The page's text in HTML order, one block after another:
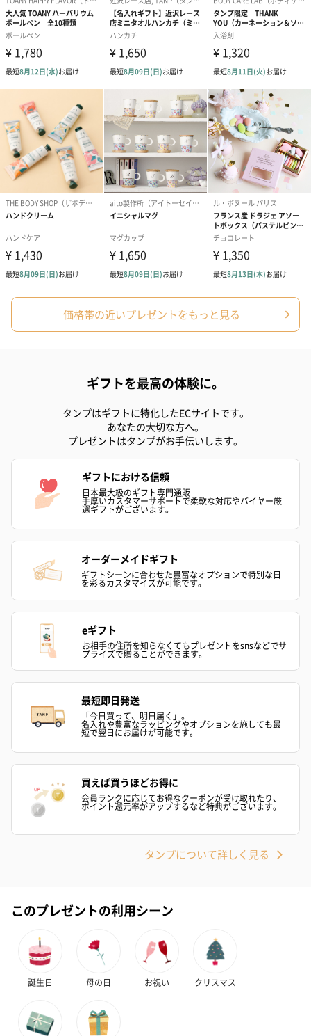
アールグレイ（HAPPY
アールグレイティー
フルーツティ
スイーツ
スイーツを同梱してお届けいたします。ギフトへの＋αにおすすめ
です。
スキンケアグッズ
スキンケアグッズを同梱してお届けします。
ハンドクリーム3本セッ
ト【ありがとう】
（1,100円）
ドクリーム（ピンクグ
（2,145円）
シャワージェ
ドクリーム（
円）
リラックスグッズ
リラックスグッズを同梱してお届けします。
かき氷入浴剤4点セット
バスフラワー
ハンドタオル・ハンカチ
ハンドタオル・ハンカチを同梱してお届けいたします。ギフトへ
の＋αにおすすめです。
価格帯の近いプレゼントをもっと見る
ギフトを最高の体験に。
タンプはギフトに特化したECサイトです。
あなたの大切な方へ。
プレゼントはタンプがお手伝いします。
ギフトにおける信頼
日本最大級のギフト専門通販
手厚いカスタマーサポートで柔軟な対応やバイヤー厳
選ギフトがございます。
オーダーメイドギフト
ギフトシーンに合わせた豊富なオプションで特別な日
を彩るカスタマイズが可能です。
eギフト
お相手の住所を知らなくてもプレゼントをsnsなどでサ
プライズで贈ることができます。
最短即日発送
「今日買って、明日届く」。
名入れや豊富なラッピングやオプションを施しても最
短で翌日にお届けが可能です。
買えば買うほどお得に
会員ランクに応じてお得なクーポンが受け取れたり、
ポイント還元率がアップするなど特典がございます。
タンプについて詳しく見る
このプレゼントの利用シーン
誕生日 母の日 お祝い クリスマス